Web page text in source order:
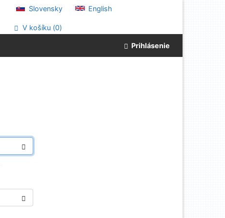
Slovensky English
V košíku (0)
Prihlásenie